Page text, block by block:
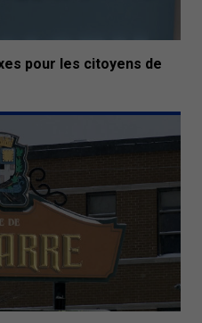
pour les citoyens de